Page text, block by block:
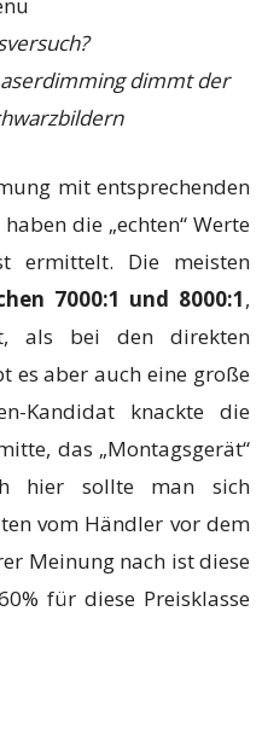
dimmt der
mit entsprechenden
die „echten“ Werte
ermittelt. Die meisten
7000:1 und 8000:1,
als bei den direkten
es aber auch eine große
Kandidat knackte die
das „Montagsgerät“
hier sollte man sich
vom Händler vor dem
Meinung nach ist diese
für diese Preisklasse